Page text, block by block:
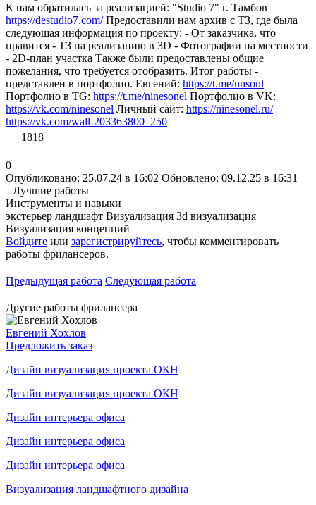
К нам обратилась за реализацией: "Studio 7" г. Тамбов
https://destudio7.com/Предоставили нам архив с ТЗ, где была
следующая информация по проекту: - От заказчика, что
нравится - ТЗ на реализацию в 3D - Фотографии на местности
- 2D-план участка Также были предоставлены общие
пожелания, что требуется отобразить. Итог работы -
представлен в портфолио. Евгений: https://t.me/nnsonl
Портфолио в TG: https://t.me/ninesonel Портфолио в VK:
https://vk.com/ninesonel Личный сайт: https://ninesonel.ru/
https://vk.com/wall-203363800_250
1818
0
Опубликовано: 25.07.24 в 16:02 Обновлено: 09.12.25 в 16:31
Лучшие работы
Инструменты и навыки
экстерьер ландшафт Визуализация 3d визуализация
Визуализация концепций
Войдите или зарегистрируйтесь, чтобы комментировать
работы фрилансеров.
Предыдущая работа Следующая работа
Другие работы фрилансера
Евгений Хохлов
Предложить заказ
Дизайн визуализация проекта ОКН
Дизайн визуализация проекта ОКН
Дизайн интерьера офиса
Дизайн интерьера офиса
Дизайн интерьера офиса
Визуализация ландшафтного дизайна